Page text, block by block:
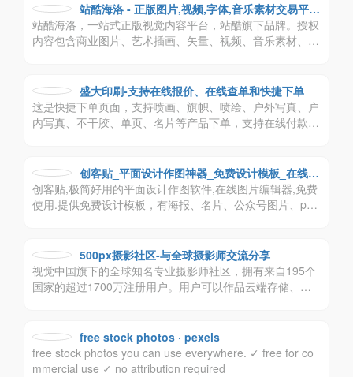
站酷海洛 - 正版图片,视频,字体,音乐素材交易平台
- 站酷旗下品牌
站酷海洛，一站式正版视觉内容平台，站酷旗下品牌。授权
内容包含商业图片、艺术插画、矢量、视频、音乐素材、字
企业级客户提供全方位安全、高效、优质的视觉创意解决方
案。
盛大印刷-支持在线报价、在线查单和快捷下单
这是快捷下单页面，支持喷画、旗帜、喷绘、户外写真、户
内写真、不干胶、单页、名片等产品下单，支持在线付款、
创客贴_平面设计作图神器_免费设计模板_在线搞
定设计印刷
创客贴,极简好用的平面设计作图软件,在线图片编辑器,免费
使用.提供免费设计模板，有海报、名片、公众号图片、pp
500px摄影社区-与全球摄影师交流分享
视觉中国旗下的全球知名专业摄影师社区，拥有来自195个
国家的超过1700万注册用户。用户可以作品云端存储、参
free stock photos · pexels
free stock photos you can use everywhere. ✓ free for co
mmercial use ✓ no attribution required